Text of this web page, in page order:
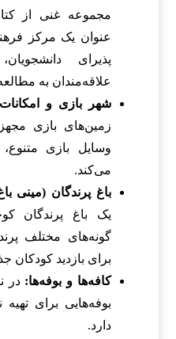
مجموعه غنی از
عنوان یک مرکز
پذیرای
علاقه‌مندان به
شهر بازی و
زمین‌های بازی
وسایل بازی
می‌کند.
باغ پرندگان (مینی
یک باغ پرندگان
گونه‌های مختلف
برای بازدید کودکان
کافه‌ها و بوفه‌ها: در
بوفه‌هایی برای
دارد.